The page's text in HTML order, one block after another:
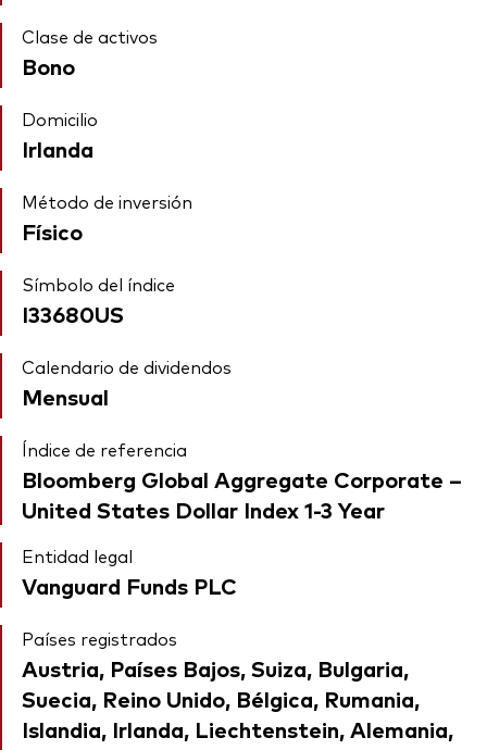
Clase de activos
Bono
Domicilio
Irlanda
Método de inversión
Físico
Símbolo del índice
I33680US
Calendario de dividendos
Mensual
Índice de referencia
Bloomberg Global Aggregate Corporate –
United States Dollar Index 1-3 Year
Entidad legal
Vanguard Funds PLC
Países registrados
Austria, Países Bajos, Suiza, Bulgaria,
Suecia, Reino Unido, Bélgica, Rumania,
Islandia, Irlanda, Liechtenstein, Alemania,